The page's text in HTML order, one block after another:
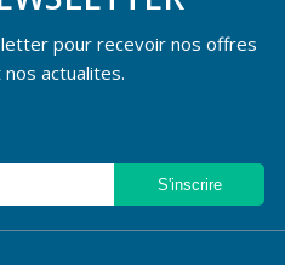
pour recevoir nos offres
actualites.